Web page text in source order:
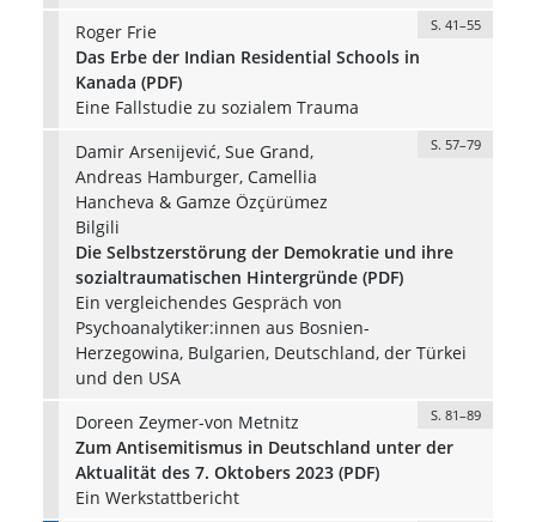
Roger Frie
S. 41–55
Das Erbe der Indian Residential Schools in
Kanada (PDF)
Eine Fallstudie zu sozialem Trauma
Damir Arsenijević, Sue Grand,
Andreas Hamburger, Camellia
Hancheva & Gamze Özçürümez
Bilgili
S. 57–79
Die Selbstzerstörung der Demokratie und ihre
sozialtraumatischen Hintergründe (PDF)
Ein vergleichendes Gespräch von
Psychoanalytiker:innen aus Bosnien-
Herzegowina, Bulgarien, Deutschland, der Türkei
und den USA
Doreen Zeymer-von Metnitz
S. 81–89
Zum Antisemitismus in Deutschland unter der
Aktualität des 7. Oktobers 2023 (PDF)
Ein Werkstattbericht